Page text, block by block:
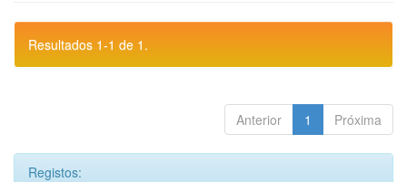
Resultados 1-1 de 1.
Anterior 1 Próxima
Registos: